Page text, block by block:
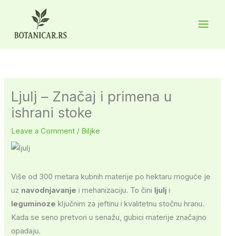
content
Menu
Ljulj – Značaj i primena u
ishrani stoke
Leave a Comment / Biljke
Više od 300 metara kubnih materije po hektaru moguće je
uz navodnjavanje i mehanizaciju. To čini ljulj i
leguminoze ključnim za jeftinu i kvalitetnu stočnu hranu.
Kada se seno pretvori u senažu, gubici materije značajno
opadaju.